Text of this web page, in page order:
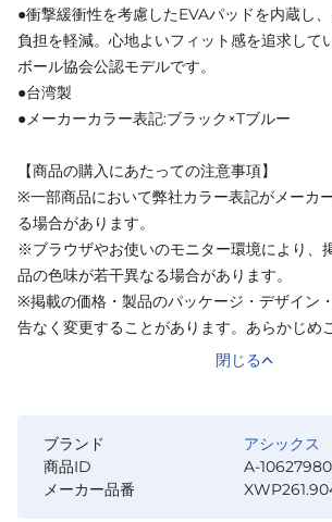
●衝撃緩衝性を考慮したEVAパッドを内蔵し
負担を軽減。心地よいフィット感を追求して
ボール協会公認モデルです。
●台湾製
●メーカーカラー表記:ブラック×Tブルー
【商品の購入にあたっての注意事項】
※一部商品において弊社カラー表記がメーカ
る場合があります。
※ブラウザやお使いのモニター環境により、
品の色味が若干異なる場合があります。
※掲載の価格・製品のパッケージ・デザイン
告なく変更することがあります。あらかじめ
閉じる
ブランド
アシックス
商品ID
A-
メーカー品番